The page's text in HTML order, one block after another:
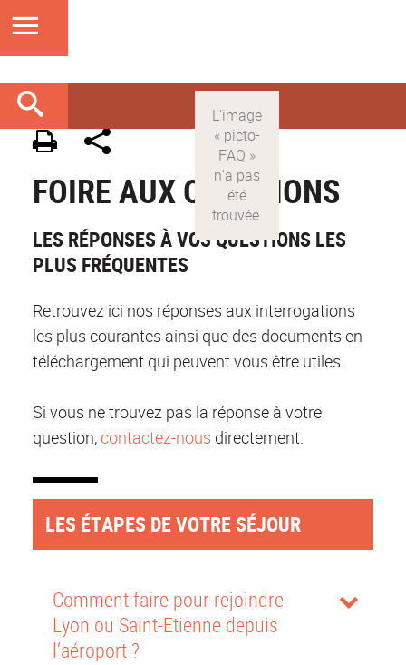
FOIRE AUX QUESTIONS
LES RÉPONSES À VOS QUESTIONS LES
PLUS FRÉQUENTES
Retrouvez ici nos réponses aux interrogations
les plus courantes ainsi que des documents en
téléchargement qui peuvent vous être utiles.
Si vous ne trouvez pas la réponse à votre
question,contactez-nous directement.
LES ÉTAPES DE VOTRE SÉJOUR
Comment faire pour rejoindre
Lyon ou Saint-Etienne depuis
l’aéroport ?